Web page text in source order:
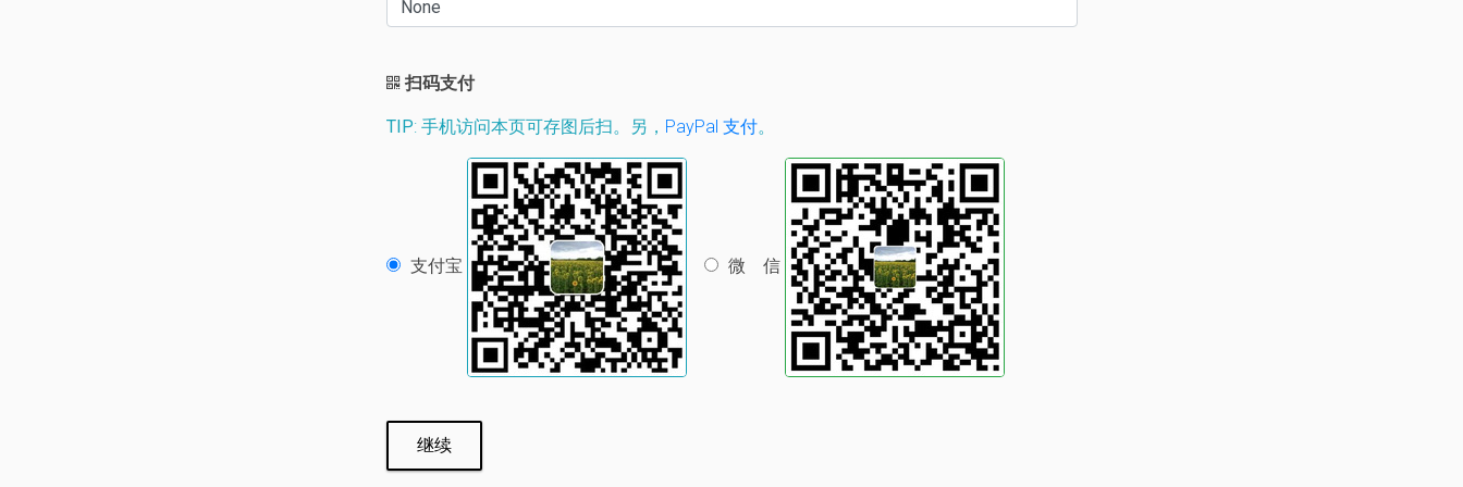
扫码支付
TIP: 手机访问本页可存图后扫。另， PayPal 支付。
支付宝 微 信